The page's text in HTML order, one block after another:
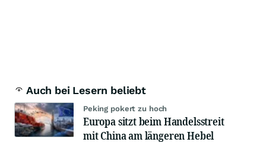
Auch bei Lesern beliebt
Peking pokert zu hoch
Europa sitzt beim Handelsstreit
mit China am längeren Hebel